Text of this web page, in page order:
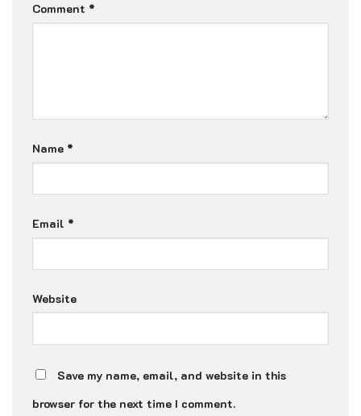
Comment *
Name *
Email *
Website
Save my name, email, and website in this
browser for the next time I comment.